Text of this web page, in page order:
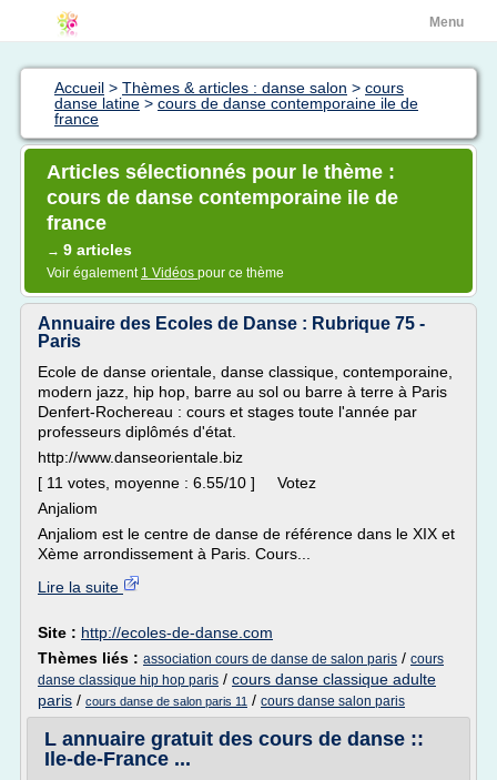
Menu
Accueil > Thèmes & articles : danse salon > cours
danse latine > cours de danse contemporaine ile de
france
Articles sélectionnés pour le thème :
cours de danse contemporaine ile de
france
→ 9 articles
Voir également 1 Vidéos pour ce thème
Annuaire des Ecoles de Danse : Rubrique 75 -
Paris
Ecole de danse orientale, danse classique, contemporaine,
modern jazz, hip hop, barre au sol ou barre à terre à Paris
Denfert-Rochereau : cours et stages toute l'année par
professeurs diplômés d'état.
http://www.danseorientale.biz
[ 11 votes, moyenne : 6.55/10 ] Votez
Anjaliom
Anjaliom est le centre de danse de référence dans le XIX et
Xème arrondissement à Paris. Cours...
Lire la suite
Site : http://ecoles-de-danse.com
Thèmes liés : association cours de danse de salon paris / cours
danse classique hip hop paris / cours danse classique adulte
paris / cours danse de salon paris 11 / cours danse salon paris
L annuaire gratuit des cours de danse ::
Ile-de-France ...